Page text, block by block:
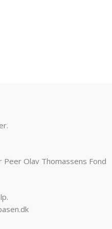
Olav Thomassens Fond